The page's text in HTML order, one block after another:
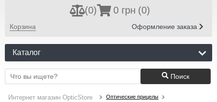
(0) 0 грн (0)
Корзина Оформление заказа
Каталог
Поиск
Интернет магазин OpticStore Оптические прицелы